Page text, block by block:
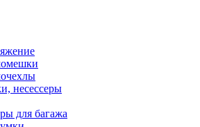
несессеры
для багажа